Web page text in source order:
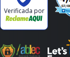
Verificada por